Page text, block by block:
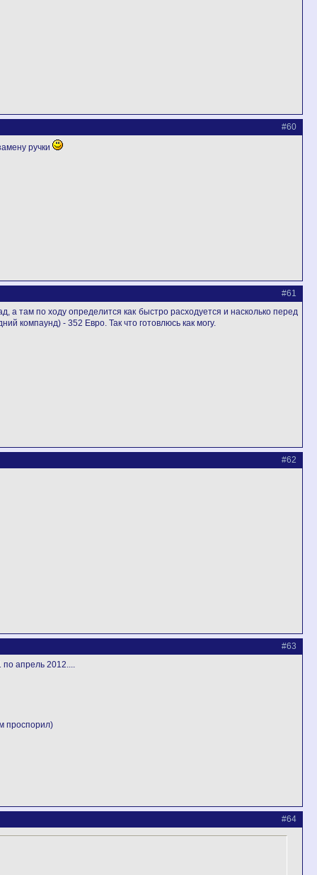
#60
ручки
#61
а там по ходу определится как быстро расходуется и насколько перед
компаунд) - 352 Евро. Так что готовлюсь как могу.
#62
#63
по апрель 2012....
проспорил)
#64